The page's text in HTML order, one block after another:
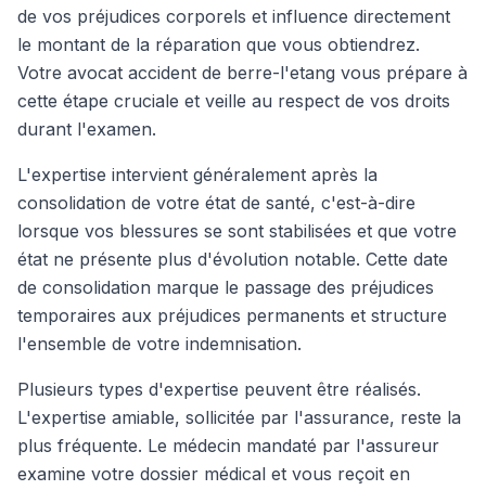
de vos préjudices corporels et influence directement
le montant de la réparation que vous obtiendrez.
Votre avocat accident de berre-l'etang vous prépare à
cette étape cruciale et veille au respect de vos droits
durant l'examen.
L'expertise intervient généralement après la
consolidation de votre état de santé, c'est-à-dire
lorsque vos blessures se sont stabilisées et que votre
état ne présente plus d'évolution notable. Cette date
de consolidation marque le passage des préjudices
temporaires aux préjudices permanents et structure
l'ensemble de votre indemnisation.
Plusieurs types d'expertise peuvent être réalisés.
L'expertise amiable, sollicitée par l'assurance, reste la
plus fréquente. Le médecin mandaté par l'assureur
examine votre dossier médical et vous reçoit en